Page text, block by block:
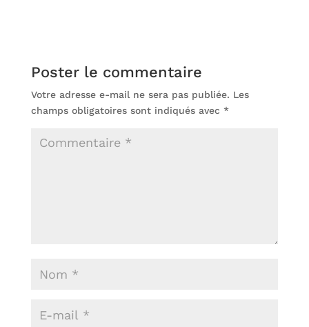
Poster le commentaire
Votre adresse e-mail ne sera pas publiée. Les
champs obligatoires sont indiqués avec *